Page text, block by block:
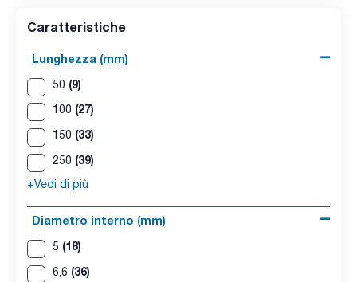
Caratteristiche
Lunghezza (mm)
50 (9)
100 (27)
150 (33)
250 (39)
+Vedi di più
Diametro interno (mm)
5 (18)
6,6 (36)